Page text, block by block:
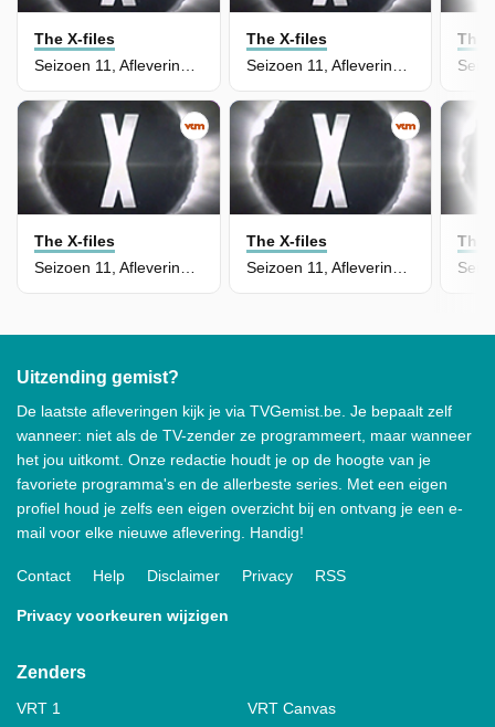
The X-files
Seizoen 11, Aflevering 3 - Plus One
The X-files
Seizoen 11, Aflevering 4 - The Lost Art of Forehead Sweat
The X-files
The X-files
The
The
Uitzending gemist?
De laatste afleveringen kijk je via TVGemist.be. Je bepaalt zelf
wanneer: niet als de TV-zender ze programmeert, maar wanneer
het jou uitkomt. Onze redactie houdt je op de hoogte van je
favoriete programma's en de allerbeste series. Met een eigen
profiel houd je zelfs een eigen overzicht bij en ontvang je een e-
mail voor elke nieuwe aflevering. Handig!
Contact Help Disclaimer Privacy RSS
Privacy voorkeuren wijzigen
Zenders
VRT 1
VRT Canvas